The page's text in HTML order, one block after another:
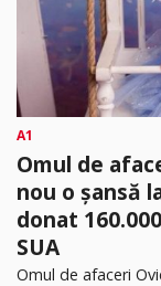
A1
Omul de
nou o șansă
donat
SUA
Omul de afaceri